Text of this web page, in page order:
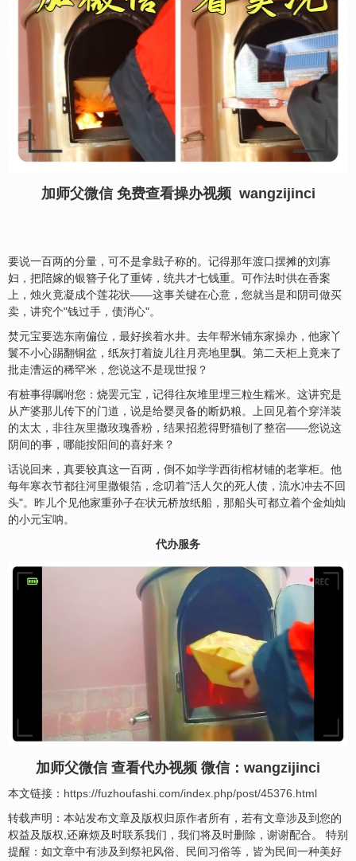
加师父微信 免费查看操办视频 wangzijinci
要说一百两的分量，可不是拿戥子称的。记得那年渡口摆摊的刘寡
妇，把陪嫁的银簪子化了重铸，统共才七钱重。可作法时供在香案
上，烛火竟凝成个莲花状——这事关键在心意，您就当是和阴司做买
卖，讲究个"钱过手，债消心"。
焚元宝要选东南偏位，最好挨着水井。去年帮米铺东家操办，他家丫
鬟不小心踢翻铜盆，纸灰打着旋儿往月亮地里飘。第二天柜上竟来了
批走漕运的稀罕米，您说这不是现世报？
有桩事得嘱咐您：烧罢元宝，记得往灰堆里埋三粒生糯米。这讲究是
从产婆那儿传下的门道，说是给婴灵备的断奶粮。上回见着个穿洋装
的太太，非往灰里撒玫瑰香粉，结果招惹得野猫刨了整宿——您说这
阴间的事，哪能按阳间的喜好来？
话说回来，真要较真这一百两，倒不如学学西街棺材铺的老掌柜。他
每年寒衣节都往河里撒银箔，念叨着"活人欠的死人债，流水冲去不回
头"。昨儿个见他家重孙子在状元桥放纸船，那船头可都立着个金灿灿
的小元宝呐。
代办服务
加师父微信 查看代办视频 微信：wangzijinci
本文链接： https://fuzhoufashi.com/index.php/post/45376.html
转载声明：本站发布文章及版权归原作者所有，若有文章涉及到您的
权益及版权,还麻烦及时联系我们，我们将及时删除，谢谢配合。 特别
提醒：如文章中有涉及到祭祀风俗、民间习俗等，皆为民间一种美好